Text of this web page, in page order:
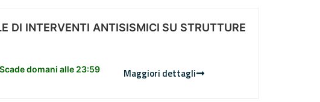
DI INTERVENTI ANTISISMICI SU STRUTTURE
Scade domani alle 23:59 Maggiori dettagli